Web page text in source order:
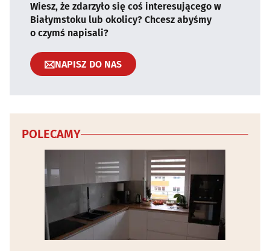
Wiesz, że zdarzyło się coś interesującego w
Białymstoku lub okolicy? Chcesz abyśmy
o czymś napisali?
NAPISZ DO NAS
POLECAMY